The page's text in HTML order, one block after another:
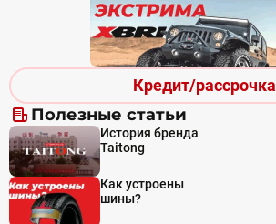
Кредит/рассрочка
Полезные статьи
История бренда
Taitong
Как устроены
шины?